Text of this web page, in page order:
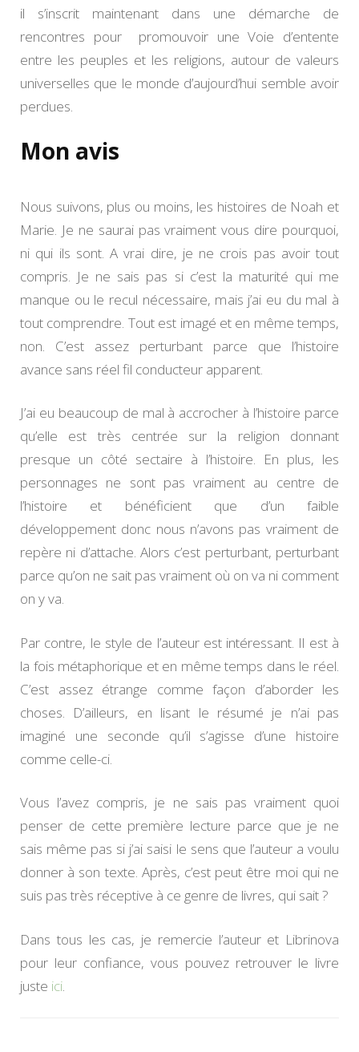
il s’inscrit maintenant dans une démarche de
rencontres pour promouvoir une Voie d’entente
entre les peuples et les religions, autour de valeurs
universelles que le monde d’aujourd’hui semble avoir
perdues.
Mon avis
Nous suivons, plus ou moins, les histoires de Noah et
Marie. Je ne saurai pas vraiment vous dire pourquoi,
ni qui ils sont. A vrai dire, je ne crois pas avoir tout
compris. Je ne sais pas si c’est la maturité qui me
manque ou le recul nécessaire, mais j’ai eu du mal à
tout comprendre. Tout est imagé et en même temps,
non. C’est assez perturbant parce que l’histoire
avance sans réel fil conducteur apparent.
J’ai eu beaucoup de mal à accrocher à l’histoire parce
qu’elle est très centrée sur la religion donnant
presque un côté sectaire à l’histoire. En plus, les
personnages ne sont pas vraiment au centre de
l’histoire et bénéficient que d’un faible
développement donc nous n’avons pas vraiment de
repère ni d’attache. Alors c’est perturbant, perturbant
parce qu’on ne sait pas vraiment où on va ni comment
on y va.
Par contre, le style de l’auteur est intéressant. Il est à
la fois métaphorique et en même temps dans le réel.
C’est assez étrange comme façon d’aborder les
choses. D’ailleurs, en lisant le résumé je n’ai pas
imaginé une seconde qu’il s’agisse d’une histoire
comme celle-ci.
Vous l’avez compris, je ne sais pas vraiment quoi
penser de cette première lecture parce que je ne
sais même pas si j’ai saisi le sens que l’auteur a voulu
donner à son texte. Après, c’est peut être moi qui ne
suis pas très réceptive à ce genre de livres, qui sait ?
Dans tous les cas, je remercie l’auteur et Librinova
pour leur confiance, vous pouvez retrouver le livre
juste ici.